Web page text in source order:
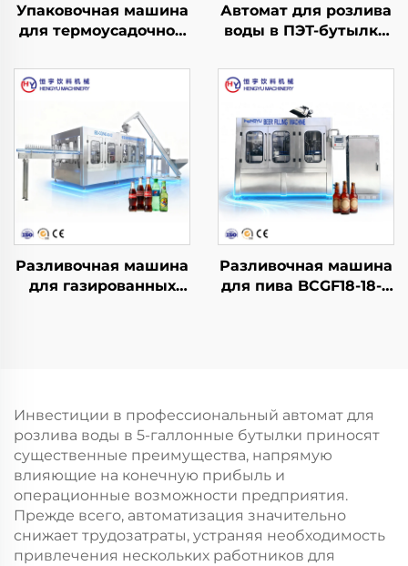
Упаковочная машина
для термоусадочной
типа
Автомат для розлива
воды в ПЭТ-бутылки
Разливочная машина
для газированных
Разливочная машина
для пива BCGF18-18-6
Инвестиции в профессиональный автомат для
розлива воды в 5-галлонные бутылки приносят
существенные преимущества, напрямую
влияющие на конечную прибыль и
операционные возможности предприятия.
Прежде всего, автоматизация значительно
снижает трудозатраты, устраняя необходимость
привлечения нескольких работников для